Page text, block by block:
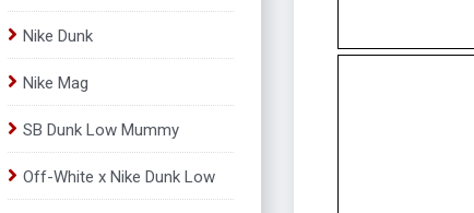
Nike Dunk
Nike Mag
SB Dunk Low Mummy
Off-White x Nike Dunk Low